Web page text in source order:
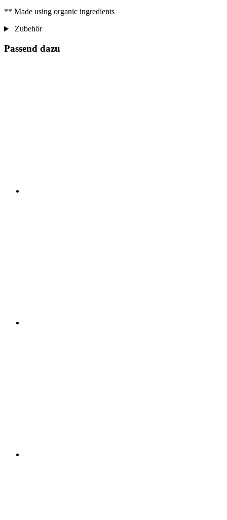
** Made using organic ingredients
Zubehör
Passend dazu